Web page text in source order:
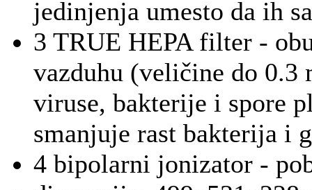
jedinjenja umesto da ih
3 TRUE HEPA filter -
vazduhu (veličine do
viruse, bakterije i spore
smanjuje rast bakterija i
4 bipolarni jonizator -